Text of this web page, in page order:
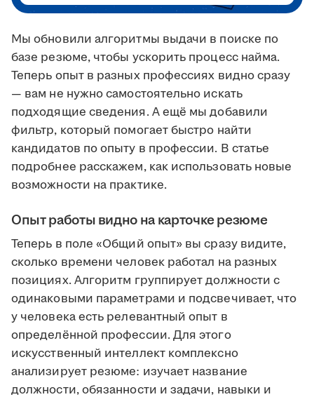
Мы обновили алгоритмы выдачи в поиске по
базе резюме, чтобы ускорить процесс найма.
Теперь опыт в разных профессиях видно сразу
— вам не нужно самостоятельно искать
подходящие сведения. А ещё мы добавили
фильтр, который помогает быстро найти
кандидатов по опыту в профессии. В статье
подробнее расскажем, как использовать новые
возможности на практике.
Опыт работы видно на карточке резюме
Теперь в поле «Общий опыт» вы сразу видите,
сколько времени человек работал на разных
позициях. Алгоритм группирует должности с
одинаковыми параметрами и подсвечивает, что
у человека есть релевантный опыт в
определённой профессии. Для этого
искусственный интеллект комплексно
анализирует резюме: изучает название
должности, обязанности и задачи, навыки и